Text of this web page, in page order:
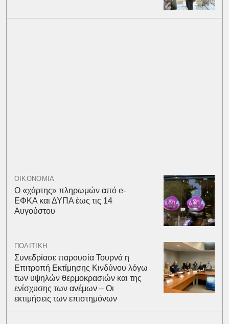
ΟΙΚΟΝΟΜΙΑ
Ο «χάρτης» πληρωμών από e-
ΕΦΚΑ και ΔΥΠΑ έως τις 14
Αυγούστου
ΠΟΛΙΤΙΚΗ
Συνεδρίασε παρουσία Τουρνά η
Επιτροπή Εκτίμησης Κινδύνου λόγω
των υψηλών θερμοκρασιών και της
ενίσχυσης των ανέμων – Οι
εκτιμήσεις των επιστημόνων